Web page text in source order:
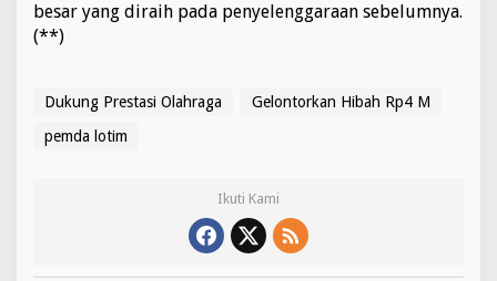
besar yang diraih pada penyelenggaraan sebelumnya.
(**)
Dukung Prestasi Olahraga
Gelontorkan Hibah Rp4 M
pemda lotim
Ikuti Kami